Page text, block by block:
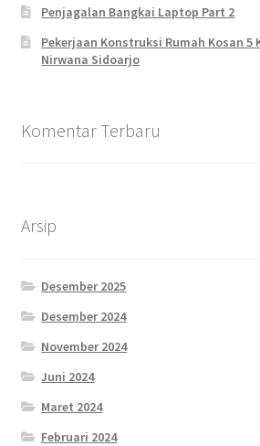
Penjagalan Bangkai Laptop Part 2
Pekerjaan Konstruksi Rumah Kosan 5
Nirwana Sidoarjo
Komentar Terbaru
Arsip
Desember 2025
Desember 2024
November 2024
Juni 2024
Maret 2024
Februari 2024